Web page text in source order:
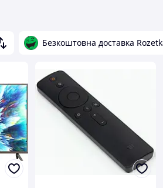
Безкоштовна доставка